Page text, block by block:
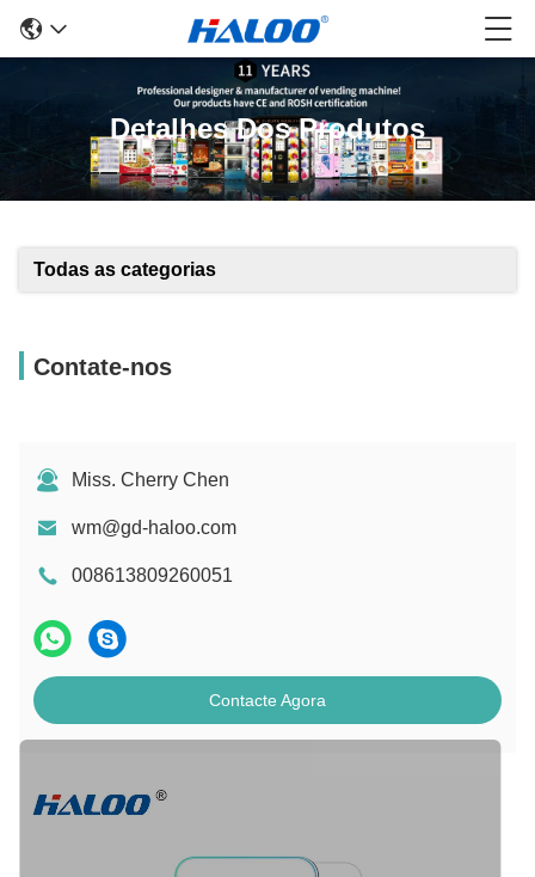
Detalhes Dos Produtos
Todas as categorias
Contate-nos
Miss. Cherry Chen
wm@gd-haloo.com
008613809260051
Contacte Agora